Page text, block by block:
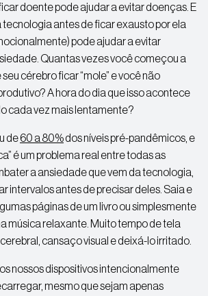
doente pode ajudar a evitar doenças. E
antes de ficar exausto por ela
pode ajudar a evitar
Quantas vezes você começou a
cérebro ficar “mole” e você não
A hora do dia que isso acontece
cada vez mais lentamente?
de60 a 80%dos níveis pré-pandêmicos, e
é um problema real entre todas as
a ansiedade que vem da tecnologia,
intervalos antes de precisar deles. Saia e
páginas de um livro ou simplesmente
música relaxante. Muito tempo de tela
cansaço visual e deixá-lo irritado.
nossos dispositivos intencionalmente
mesmo que sejam apenas